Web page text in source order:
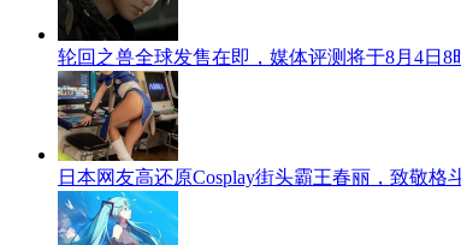
轮回之兽全球发售在即，媒体评测将于8月4日8
日本网友高还原Cosplay街头霸王春丽，致敬格